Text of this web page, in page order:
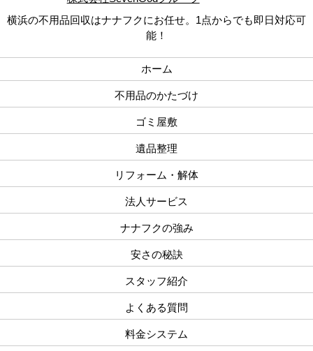
横浜の不用品回収はナナフクにお任せ。1点からでも即日対応可
能！
ホーム
不用品のかたづけ
ゴミ屋敷
遺品整理
リフォーム・解体
法人サービス
ナナフクの強み
安さの秘訣
スタッフ紹介
よくある質問
料金システム